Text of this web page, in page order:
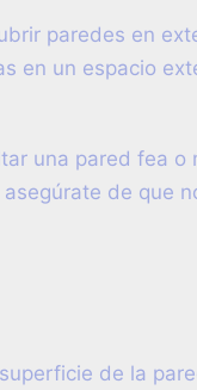
paredes en
en un espacio
una pared fea
de que
de la